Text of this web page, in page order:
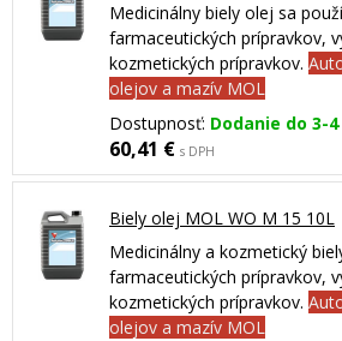
Medicinálny biely olej sa
farmaceutických prípravkov,
kozmetických prípravkov.
olejov a mazív MOL
Dostupnosť: Dodanie do 3-
60,41 € s DPH
Biely olej MOL WO M 15 10L
Medicinálny a kozmetický
farmaceutických prípravkov,
kozmetických prípravkov.
olejov a mazív MOL